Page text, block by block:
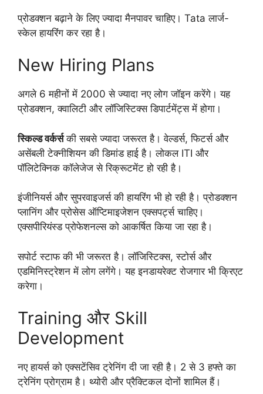
प्रोडक्शन बढ़ाने के लिए ज्यादा मैनपावर चाहिए। Tata लार्ज-
स्केल हायरिंग कर रहा है।
New Hiring Plans
अगले 6 महीनों में 2000 से ज्यादा नए लोग जॉइन करेंगे। यह
प्रोडक्शन, क्वालिटी और लॉजिस्टिक्स डिपार्टमेंट्स में होगा।
स्किल्ड वर्कर्सकी सबसे ज्यादा जरूरत है। वेल्डर्स, फिटर्स और
असेंबली टेक्नीशियन की डिमांड हाई है। लोकल ITI और
पॉलिटेक्निक कॉलेजेज से रिक्रूटमेंट हो रही है।
इंजीनियर्स और सुपरवाइजर्स की हायरिंग भी हो रही है। प्रोडक्शन
प्लानिंग और प्रोसेस ऑप्टिमाइजेशन एक्सपर्ट्स चाहिए।
एक्सपीरियंस्ड प्रोफेशनल्स को आकर्षित किया जा रहा है।
सपोर्ट स्टाफ की भी जरूरत है। लॉजिस्टिक्स, स्टोर्स और
एडमिनिस्ट्रेशन में लोग लगेंगे। यह इनडायरेक्ट रोजगार भी क्रिएट
करेगा।
Training और Skill
Development
नए हायर्स को एक्सटेंसिव ट्रेनिंग दी जा रही है। 2 से 3 हफ्ते का
ट्रेनिंग प्रोग्राम है। थ्योरी और प्रैक्टिकल दोनों शामिल हैं।